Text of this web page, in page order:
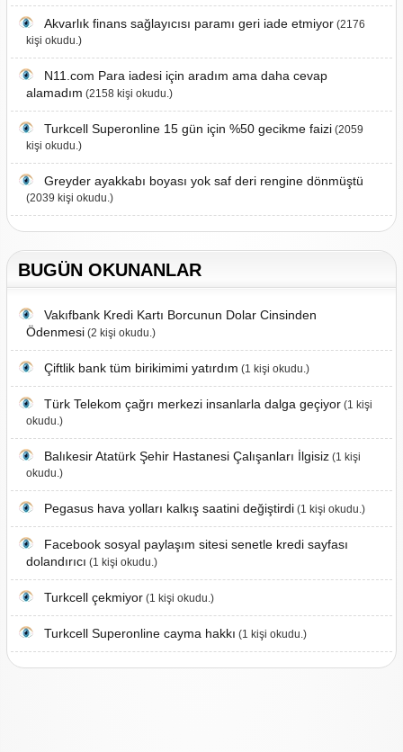
Akvarlık finans sağlayıcısı paramı geri iade etmiyor(2176
kişi okudu.)
N11.com Para iadesi için aradım ama daha cevap
alamadım (2158 kişi okudu.)
Turkcell Superonline 15 gün için %50 gecikme faizi(2059
kişi okudu.)
Greyder ayakkabı boyası yok saf deri rengine dönmüştü
(2039 kişi okudu.)
BUGÜN OKUNANLAR
Vakıfbank Kredi Kartı Borcunun Dolar Cinsinden
Ödenmesi(2 kişi okudu.)
Çiftlik bank tüm birikimimi yatırdım (1 kişi okudu.)
Türk Telekom çağrı merkezi insanlarla dalga geçiyor(1 kişi
okudu.)
Balıkesir Atatürk Şehir Hastanesi Çalışanları İlgisiz(1 kişi
okudu.)
Pegasus hava yolları kalkış saatini değiştirdi(1 kişi okudu.)
Facebook sosyal paylaşım sitesi senetle kredi sayfası
dolandırıcı (1 kişi okudu.)
Turkcell çekmiyor(1 kişi okudu.)
Turkcell Superonline cayma hakkı (1 kişi okudu.)